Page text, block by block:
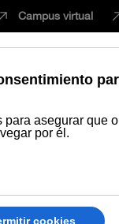
Campus virtual
Estudiar
de la
curso académico